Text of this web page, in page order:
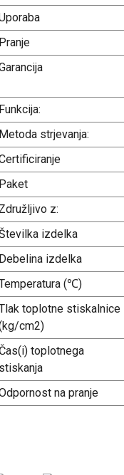
Pranje
Funkcija:
Metoda strjevanja:
Paket
Združljivo z:
izdelka
Debelina izdelka
(℃)
toplotne stiskalnice
cm2)
Čas(i) toplotnega
stiskanja
na pranje